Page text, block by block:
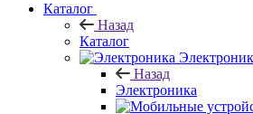
Каталог
Назад
Каталог
Назад
Электроника